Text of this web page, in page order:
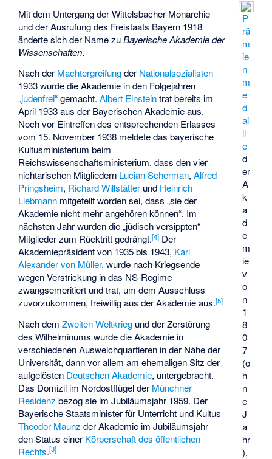
P
rä
m
ie
n
m
e
d
ai
ll
e
d
er
A
k
a
d
e
m
ie
v
o
n
1
8
0
7
(o
h
n
e
J
a
hr
),
Mit dem Untergang der Wittelsbacher-Monarchie
und der Ausrufung des Freistaats Bayern 1918
änderte sich der Name zuBayerische Akademie der
Wissenschaften.
Nach der Machtergreifungder Nationalsozialisten
1933 wurde die Akademie in den Folgejahren
„judenfrei“ gemacht.Albert Einsteintrat bereits im
April 1933 aus der Bayerischen Akademie aus.
Noch vor Eintreffen des entsprechenden Erlasses
vom 15. November 1938 meldete das bayerische
Kultusministerium beim
Reichswissenschaftsministerium, dass den vier
nichtarischen Mitgliedern Lucian Scherman,Alfred
Pringsheim, Richard Willstätter und Heinrich
Liebmann mitgeteilt worden sei, dass „sie der
Akademie nicht mehr angehören können“. Im
nächsten Jahr wurden die „jüdisch versippten“
Mitglieder zum Rücktritt gedrängt.[4] Der
Akademiepräsident von 1935 bis 1943, Karl
Alexander von Müller, wurde nach Kriegsende
wegen Verstrickung in das NS-Regime
zwangsemeritiert und trat, um dem Ausschluss
zuvorzukommen, freiwillig aus der Akademie aus.[5]
Nach demZweiten Weltkrieg und der Zerstörung
des Wilhelminums wurde die Akademie in
verschiedenen Ausweichquartieren in der Nähe der
Universität, dann vor allem am ehemaligen Sitz der
aufgelösten Deutschen Akademie, untergebracht.
Das Domizil im Nordostflügel der Münchner
Residenz bezog sie im Jubiläumsjahr 1959. Der
Bayerische Staatsminister für Unterricht und Kultus
Theodor Maunz der Akademie im Jubiläumsjahr
den Status einer Körperschaft des öffentlichen
Rechts.[3]